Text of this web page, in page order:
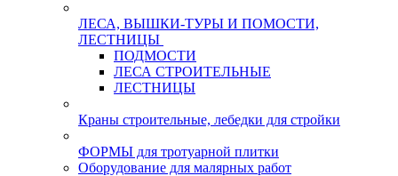
ЛЕСА, ВЫШКИ-ТУРЫ И ПОМОСТИ,
ЛЕСТНИЦЫ
ПОДМОСТИ
ЛЕСА СТРОИТЕЛЬНЫЕ
ЛЕСТНИЦЫ
Краны строительные, лебедки для стройки
ФОРМЫ для тротуарной плитки
Оборудование для малярных работ